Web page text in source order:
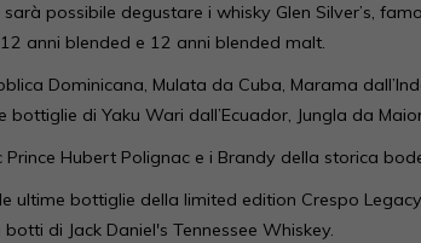
possibile degustare i whisky Glen Silver’s,
anni blended e 12 anni blended malt.
Dominicana, Mulata da Cuba, Marama
di Yaku Wari dall’Ecuador, Jungla da
Hubert Polignac e i Brandy della storica
ultime bottiglie della limited edition Crespo
di Jack Daniel's Tennessee Whiskey.